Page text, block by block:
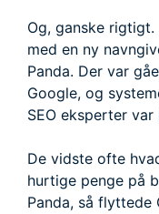
Og, ganske rigtigt.
med en ny
Panda. Der var
Google, og
SEO eksperter
De vidste ofte
hurtige penge på
Panda, så flyttede